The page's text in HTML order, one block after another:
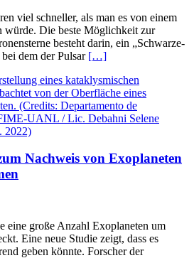
viel schneller, als man es von einem
würde. Die beste Möglichkeit zur
besteht darin, ein „Schwarze-
dem der Pulsar […]
Nachweis von Exoplaneten
eine große Anzahl Exoplaneten um
Eine neue Studie zeigt, dass es
geben könnte. Forscher der